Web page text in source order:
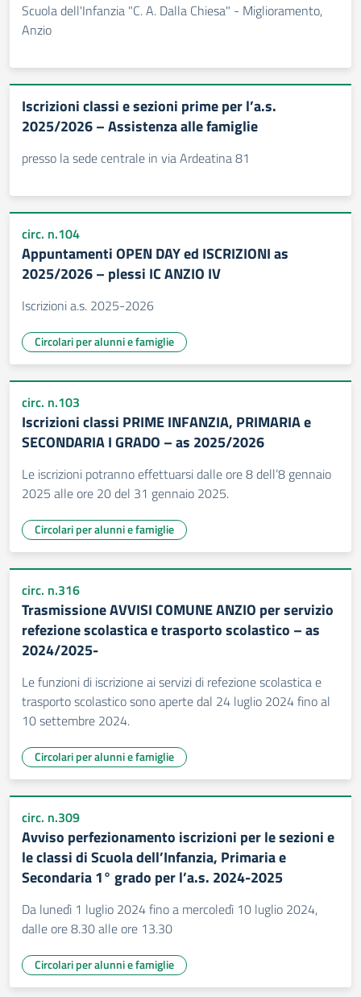
Scuola dell'Infanzia "C. A. Dalla Chiesa" - Miglioramento,
Anzio
Iscrizioni classi e sezioni prime per l’a.s.
2025/2026 – Assistenza alle famiglie
presso la sede centrale in via Ardeatina 81
circ. n.104
Appuntamenti OPEN DAY ed ISCRIZIONI as
2025/2026 – plessi IC ANZIO IV
Iscrizioni a.s. 2025-2026
Circolari per alunni e famiglie
circ. n.103
Iscrizioni classi PRIME INFANZIA, PRIMARIA e
SECONDARIA I GRADO – as 2025/2026
Le iscrizioni potranno effettuarsi dalle ore 8 dell’8 gennaio
2025 alle ore 20 del 31 gennaio 2025.
Circolari per alunni e famiglie
circ. n.316
Trasmissione AVVISI COMUNE ANZIO per servizio
refezione scolastica e trasporto scolastico – as
2024/2025-
Le funzioni di iscrizione ai servizi di refezione scolastica e
trasporto scolastico sono aperte dal 24 luglio 2024 fino al
10 settembre 2024.
Circolari per alunni e famiglie
circ. n.309
Avviso perfezionamento iscrizioni per le sezioni e
le classi di Scuola dell’Infanzia, Primaria e
Secondaria 1° grado per l’a.s. 2024-2025
Da lunedì 1 luglio 2024 fino a mercoledì 10 luglio 2024,
dalle ore 8.30 alle ore 13.30
Circolari per alunni e famiglie